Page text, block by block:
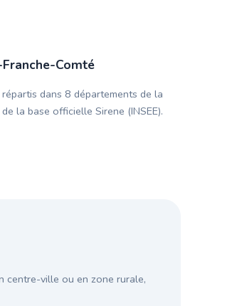
Comté
dans 8 départements de la
la base officielle Sirene (INSEE).
centre-ville ou en zone rurale,